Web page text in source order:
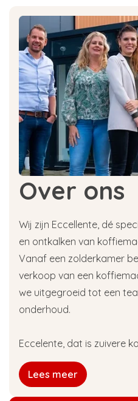
Over ons
Wij zijn Eccellente, dé
en ontkalken van
Vanaf een zolderkamer
verkoop van een
we uitgegroeid tot een
onderhoud.
Eccelente, dat is zuivere
Lees meer